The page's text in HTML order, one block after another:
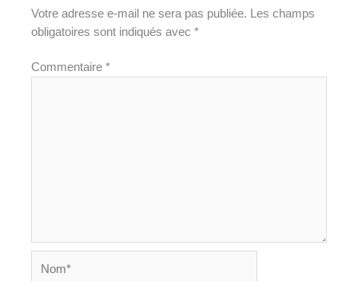
Votre adresse e-mail ne sera pas publiée. Les champs
obligatoires sont indiqués avec*
Commentaire*